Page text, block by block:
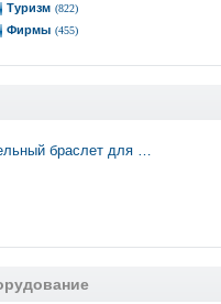
Туризм (822)
Фирмы (455)
браслет для …